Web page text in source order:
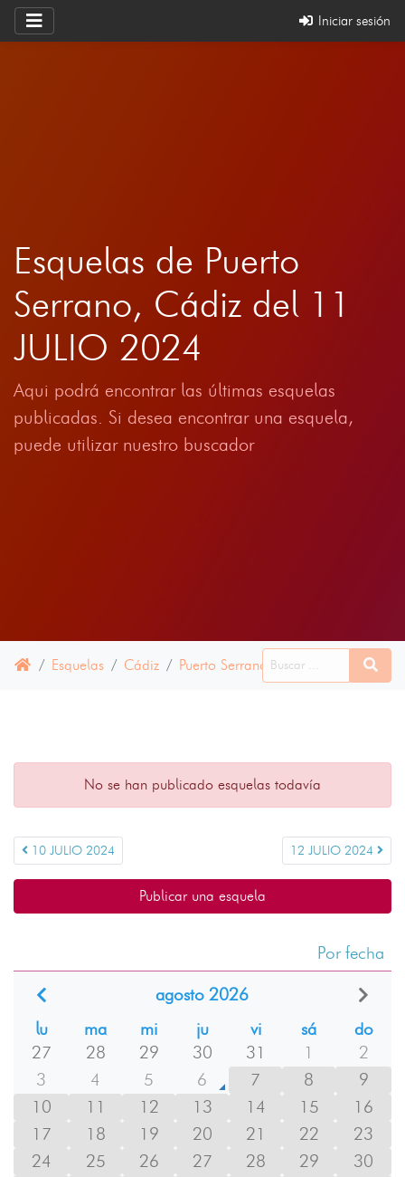
Iniciar sesión
Esquelas de Puerto
Serrano, Cádiz del 11
JULIO 2024
Aqui podrá encontrar las últimas esquelas
publicadas. Si desea encontrar una esquela,
puede utilizar nuestro buscador
Esquelas Cádiz Puerto Serrano 11 JULIO 2024
No se han publicado esquelas todavía
10 JULIO 2024 12 JULIO 2024
Publicar una esquela
Por fecha
agosto 2026
lu
ma mi ju vi sá
do
27
28 29 30 31 1
2
3
4 5 6 7 8
9
10
11 12 13 14 15
16
17
18 19 20 21 22
23
24
25 26 27 28 29
30